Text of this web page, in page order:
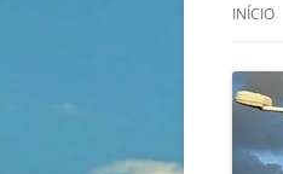
INÍCIO